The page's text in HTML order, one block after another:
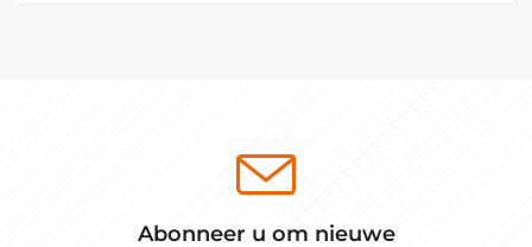
Abonneer u om nieuwe